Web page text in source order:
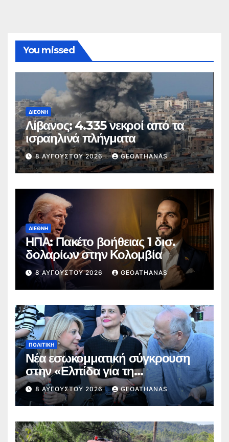
You missed
ΔΙΕΘΝΉ
Λίβανος: 4.335 νεκροί από τα
ισραηλινά πλήγματα
8 ΑΥΓΟΎΣΤΟΥ 2026 GEOATHANAS
ΔΙΕΘΝΉ
ΗΠΑ: Πακέτο βοήθειας 1 δισ.
δολαρίων στην Κολομβία
8 ΑΥΓΟΎΣΤΟΥ 2026 GEOATHANAS
ΠΟΛΙΤΙΚΉ
Νέα εσωκομματική σύγκρουση
στην «Ελπίδα για τη
Δημοκρατία»
8 ΑΥΓΟΎΣΤΟΥ 2026 GEOATHANAS